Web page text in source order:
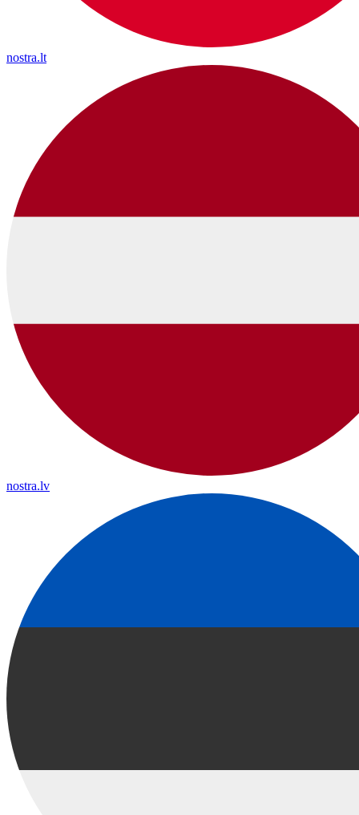
nostra.lt
nostra.lv